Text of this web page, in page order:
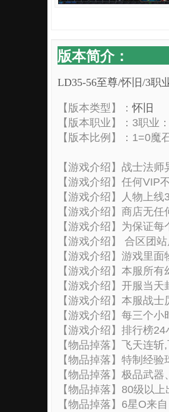
版本简介：
LD35-56至尊/怀旧/3职
【版本类型】：怀旧
【版本职业】：3职业
【版本比例】：1=0魔
【游戏介绍】战士法
【游戏介绍】任何VIP
【游戏介绍】人物上
【游戏介绍】商店无
【游戏介绍】为保证
【游戏介绍】 合区团
【游戏介绍】游戏里
【游戏介绍】本服所
【游戏介绍】开服当
【游戏介绍】本服战
【游戏介绍】每三个
【游戏介绍】排行榜
【物品掉落】飞天连
【物品掉落】特制经
【物品掉落】极品武
【物品掉落】80级以
【物品掉落】6星O来